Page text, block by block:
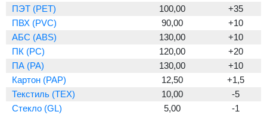
ПЭТ (PET)
100,00
+35
ПВХ (PVC)
90,00
+10
АБС (ABS)
130,00
+10
ПК (PC)
120,00
+20
ПА (PA)
130,00
+10
Картон (PAP)
12,50
+1,5
Текстиль (TEX)
10,00
-5
Стекло (GL)
5,00 -1